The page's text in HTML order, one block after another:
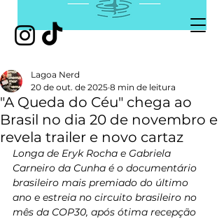
"A Queda do Céu" chega ao
Brasil no dia 20 de novembro e
revela trailer e novo cartaz
Lagoa Nerd
20 de out. de 2025 8 min de leitura
Longa de Eryk Rocha e Gabriela
Carneiro da Cunha é o documentário
brasileiro mais premiado do último
ano e estreia no circuito brasileiro no
mês da COP30, após ótima recepção